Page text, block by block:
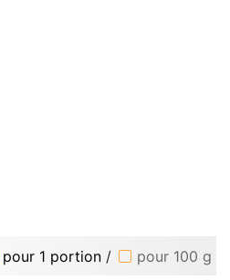
pour 1 portion / pour 100 g